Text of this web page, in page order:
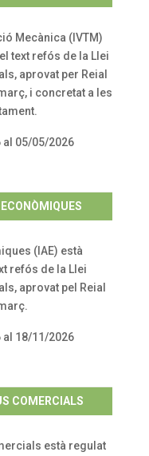
Mecànica (IVTM)
text refós de la Llei
aprovat per Reial
i concretat a les
al 05/05/2026
(IAE) està
refós de la Llei
aprovat pel Reial
al 18/11/2026
COMERCIALS
està regulat